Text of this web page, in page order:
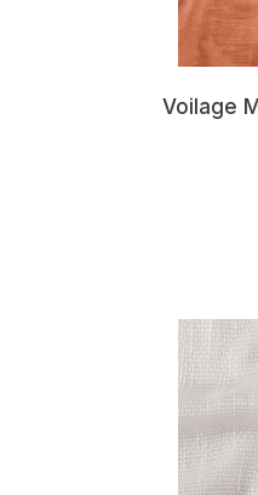
Voilage